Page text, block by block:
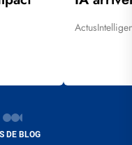
DE BLOG
jour
Tags
Actus